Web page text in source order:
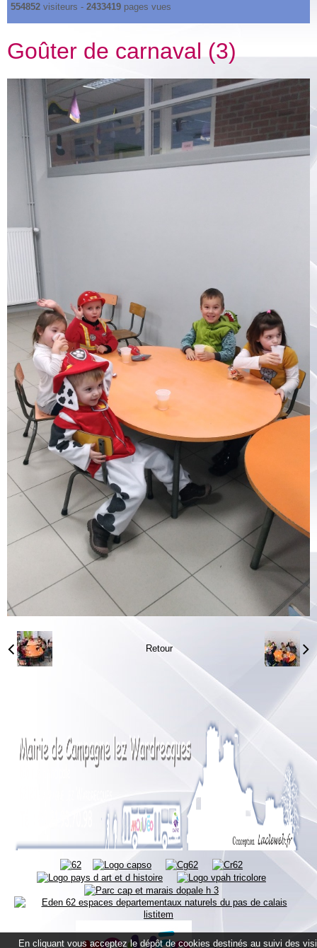
554852 visiteurs - 2433419 pages vues
Goûter de carnaval (3)
Retour
En cliquant vous acceptez le dépôt de cookies destinés au suivi des